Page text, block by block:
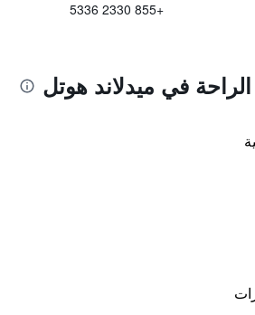
+855 2330 5336
في ميدلاند هوتل